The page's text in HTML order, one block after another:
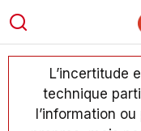
L’incertitude
technique
l’information